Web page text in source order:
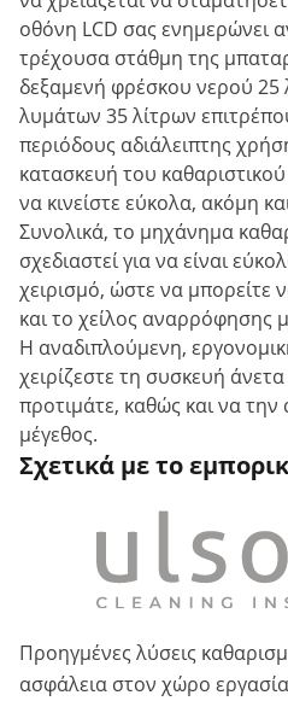
οθόνη LCD σας ενημερώνει
τρέχουσα στάθμη της
δεξαμενή φρέσκου νερού 25
λυμάτων 35 λίτρων
περιόδους αδιάλειπτης
κατασκευή του
να κινείστε εύκολα, ακόμη
Συνολικά, το μηχάνημα
σχεδιαστεί για να είναι
χειρισμό, ώστε να μπορείτε
και το χείλος αναρρόφησης
Η αναδιπλούμενη,
χειρίζεστε τη συσκευή
προτιμάτε, καθώς και να την
μέγεθος.
Σχετικά με το
Προηγμένες λύσεις
ασφάλεια στον χώρο